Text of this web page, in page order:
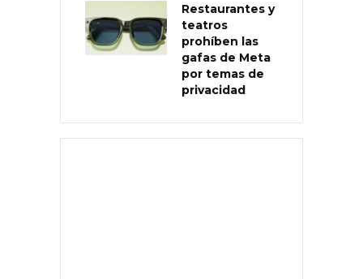
Restaurantes y
teatros
prohíben las
gafas de Meta
por temas de
privacidad